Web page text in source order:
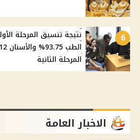
6
نتيجة تنسيق المرحلة
المرحلة الثانية
الاخبار العامة